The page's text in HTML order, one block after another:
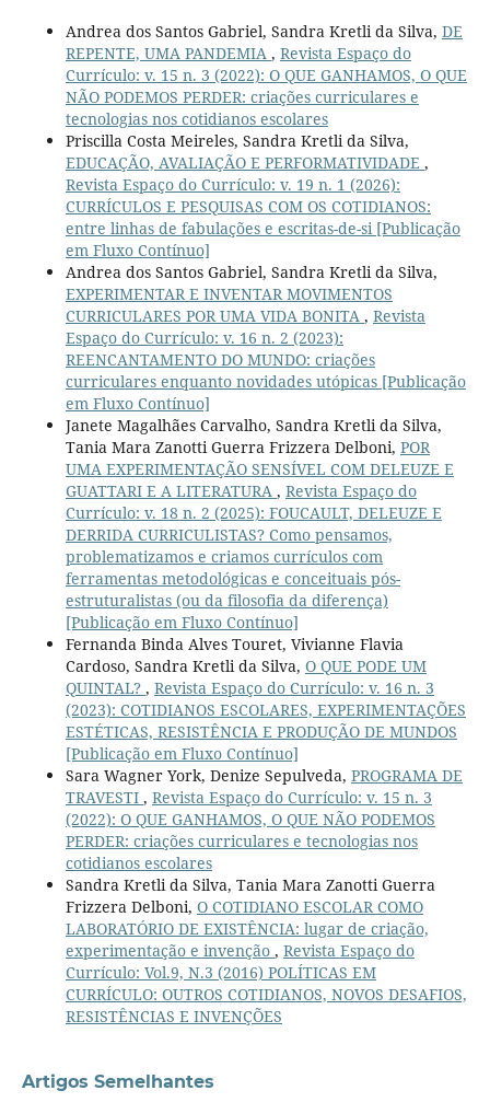
Andrea dos Santos Gabriel, Sandra Kretli da Silva, DE
REPENTE, UMA PANDEMIA , Revista Espaço do
Currículo: v. 15 n. 3 (2022): O QUE GANHAMOS, O QUE
NÃO PODEMOS PERDER: criações curriculares e
tecnologias nos cotidianos escolares
Priscilla Costa Meireles, Sandra Kretli da Silva,
EDUCAÇÃO, AVALIAÇÃO E PERFORMATIVIDADE ,
Revista Espaço do Currículo: v. 19 n. 1 (2026):
CURRÍCULOS E PESQUISAS COM OS COTIDIANOS:
entre linhas de fabulações e escritas-de-si [Publicação
em Fluxo Contínuo]
Andrea dos Santos Gabriel, Sandra Kretli da Silva,
EXPERIMENTAR E INVENTAR MOVIMENTOS
CURRICULARES POR UMA VIDA BONITA , Revista
Espaço do Currículo: v. 16 n. 2 (2023):
REENCANTAMENTO DO MUNDO: criações
curriculares enquanto novidades utópicas [Publicação
em Fluxo Contínuo]
Janete Magalhães Carvalho, Sandra Kretli da Silva,
Tania Mara Zanotti Guerra Frizzera Delboni, POR
UMA EXPERIMENTAÇÃO SENSÍVEL COM DELEUZE E
GUATTARI E A LITERATURA , Revista Espaço do
Currículo: v. 18 n. 2 (2025): FOUCAULT, DELEUZE E
DERRIDA CURRICULISTAS? Como pensamos,
problematizamos e criamos currículos com
ferramentas metodológicas e conceituais pós-
estruturalistas (ou da filosofia da diferença)
[Publicação em Fluxo Contínuo]
Fernanda Binda Alves Touret, Vivianne Flavia
Cardoso, Sandra Kretli da Silva, O QUE PODE UM
QUINTAL? , Revista Espaço do Currículo: v. 16 n. 3
(2023): COTIDIANOS ESCOLARES, EXPERIMENTAÇÕES
ESTÉTICAS, RESISTÊNCIA E PRODUÇÃO DE MUNDOS
[Publicação em Fluxo Contínuo]
Sara Wagner York, Denize Sepulveda, PROGRAMA DE
TRAVESTI , Revista Espaço do Currículo: v. 15 n. 3
(2022): O QUE GANHAMOS, O QUE NÃO PODEMOS
PERDER: criações curriculares e tecnologias nos
cotidianos escolares
Sandra Kretli da Silva, Tania Mara Zanotti Guerra
Frizzera Delboni, O COTIDIANO ESCOLAR COMO
LABORATÓRIO DE EXISTÊNCIA: lugar de criação,
experimentação e invenção , Revista Espaço do
Currículo: Vol.9, N.3 (2016) POLÍTICAS EM
CURRÍCULO: OUTROS COTIDIANOS, NOVOS DESAFIOS,
RESISTÊNCIAS E INVENÇÕES
Artigos Semelhantes